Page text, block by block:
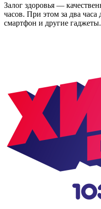
Залог здоровья —
часов. При этом за два часа
смартфон и другие гаджеты.